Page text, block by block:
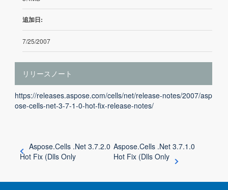
追加日:
7/25/2007
リリースノート
https://releases.aspose.com/cells/net/release-notes/2007/asp
ose-cells-net-3-7-1-0-hot-fix-release-notes/
Aspose.Cells .Net 3.7.2.0
Hot Fix (Dlls Only
Aspose.Cells .Net 3.7.1.0
Hot Fix (Dlls Only